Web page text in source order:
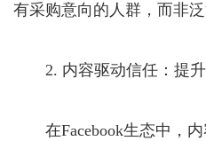
有采购意向的人群，而非泛
2. 内容驱动信任：提升
在Facebook生态中，内